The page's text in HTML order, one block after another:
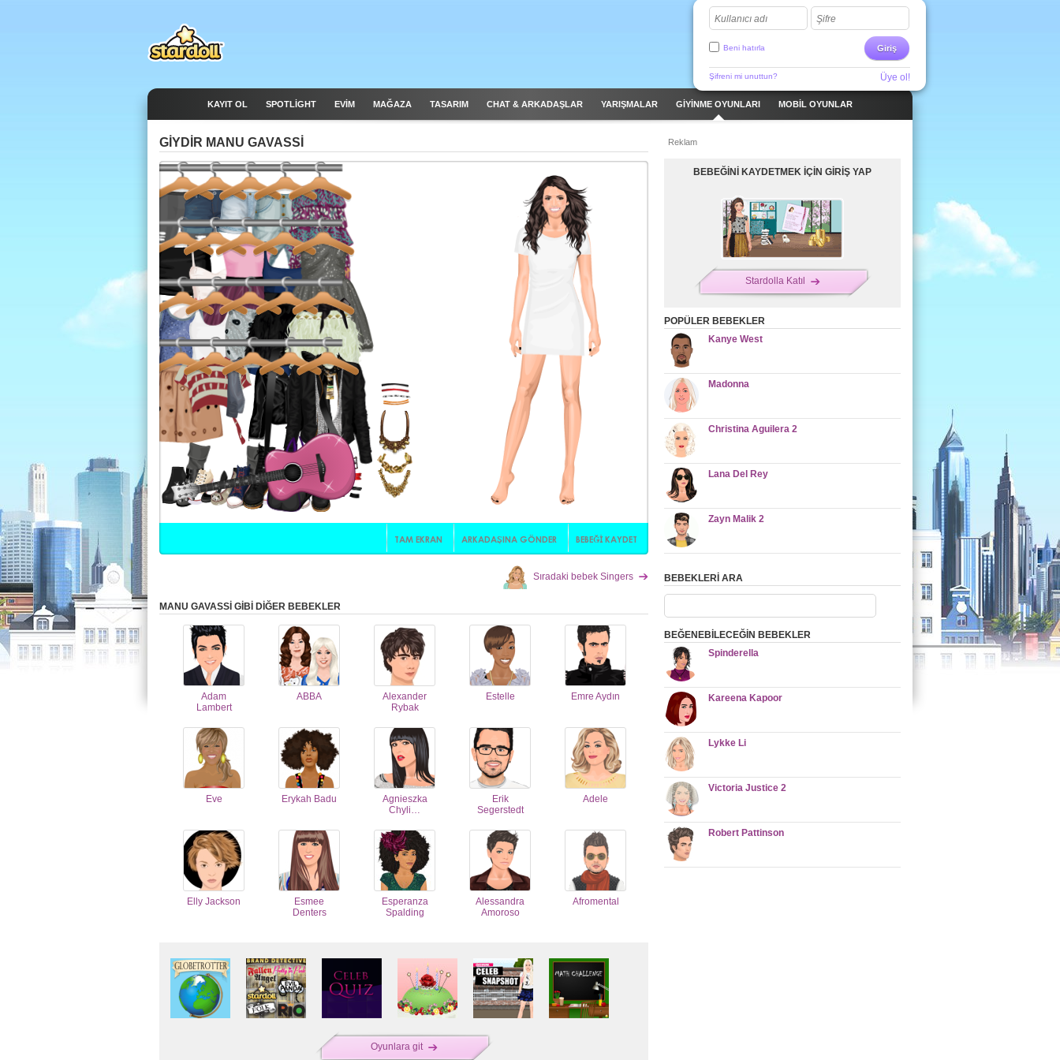
Kullanıcı adı Şifre
Giriş
Beni hatırla
Şifreni mi unuttun? Üye ol!
KAYIT OL SPOTLIGHT EVİM MAĞAZA TASARIM CHAT & ARKADAŞLAR YARIŞMALAR GİYİNME OYUNLARI MOBIL OYUNLAR
GIYDIR MANU GAVASSI
Sıradaki bebek Singers
MANU GAVASSI GİBİ DİĞER BEBEKLER
Adam
Lambert
ABBA
Alexander
Rybak
Estelle Emre Aydın
Eve Erykah Badu
Agnieszka
Chyli…
Erik
Segerstedt
Adele
Elly Jackson
Esmee
Denters
Esperanza
Spalding
Alessandra
Amoroso
Afromental
Oyunlara git
Reklam
BEBEĞİNİ KAYDETMEK İÇİN GİRİŞ YAP
Stardolla Katıl
POPÜLER BEBEKLER
Kanye West
Madonna
Christina Aguilera 2
Lana Del Rey
Zayn Malik 2
BEBEKLERİ ARA
BEĞENEBİLECEĞİN BEBEKLER
Spinderella
Kareena Kapoor
Lykke Li
Victoria Justice 2
Robert Pattinson